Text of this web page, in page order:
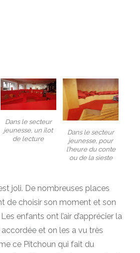
Dans le secteur
jeunesse, un îlot
de lecture
Dans le secteur
jeunesse, pour
l’heure du conte
ou de la sieste
joli. De nombreuses places
de choisir son moment et son
enfants ont l’air d’apprécier la
et on les a vu très
ce Pitchoun qui fait du